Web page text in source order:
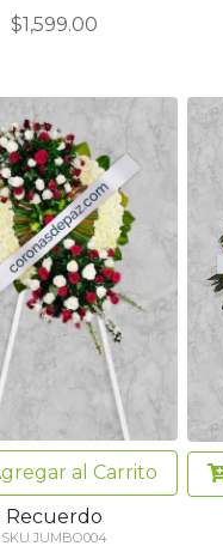
$1,599.00
al Carrito
Recuerdo
SKU JUMBO004